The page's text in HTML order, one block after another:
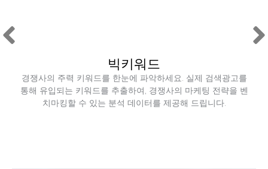
빅키워드
경쟁사의 주력 키워드를 한눈에 파악하세요. 실제 검색광고를
통해 유입되는 키워드를 추출하여, 경쟁사의 마케팅 전략을 벤
치마킹할 수 있는 분석 데이터를 제공해 드립니다.